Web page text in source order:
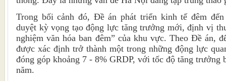
Trong bối cảnh đó, Đề án phát triển kinh tế đêm
duyệt kỳ vọng tạo động lực tăng trưởng mới, định vị
nghiệm văn hóa ban đêm” của khu vực. Theo Đề án,
được xác định trở thành một trong những động lực
đóng góp khoảng 7 - 8% GRDP, với tốc độ tăng trưởng
năm.